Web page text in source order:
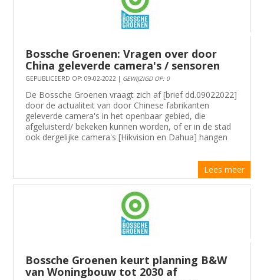
Bossche Groenen: Vragen over door
China geleverde camera's / sensoren
GEPUBLICEERD OP: 09-02-2022 | GEWIJZIGD OP: 0
De Bossche Groenen vraagt zich af [brief dd.09022022]
door de actualiteit van door Chinese fabrikanten
geleverde camera's in het openbaar gebied, die
afgeluisterd/ bekeken kunnen worden, of er in de stad
ook dergelijke camera's [Hikvision en Dahua] hangen
Lees meer
Bossche Groenen keurt planning B&W
van Woningbouw tot 2030 af